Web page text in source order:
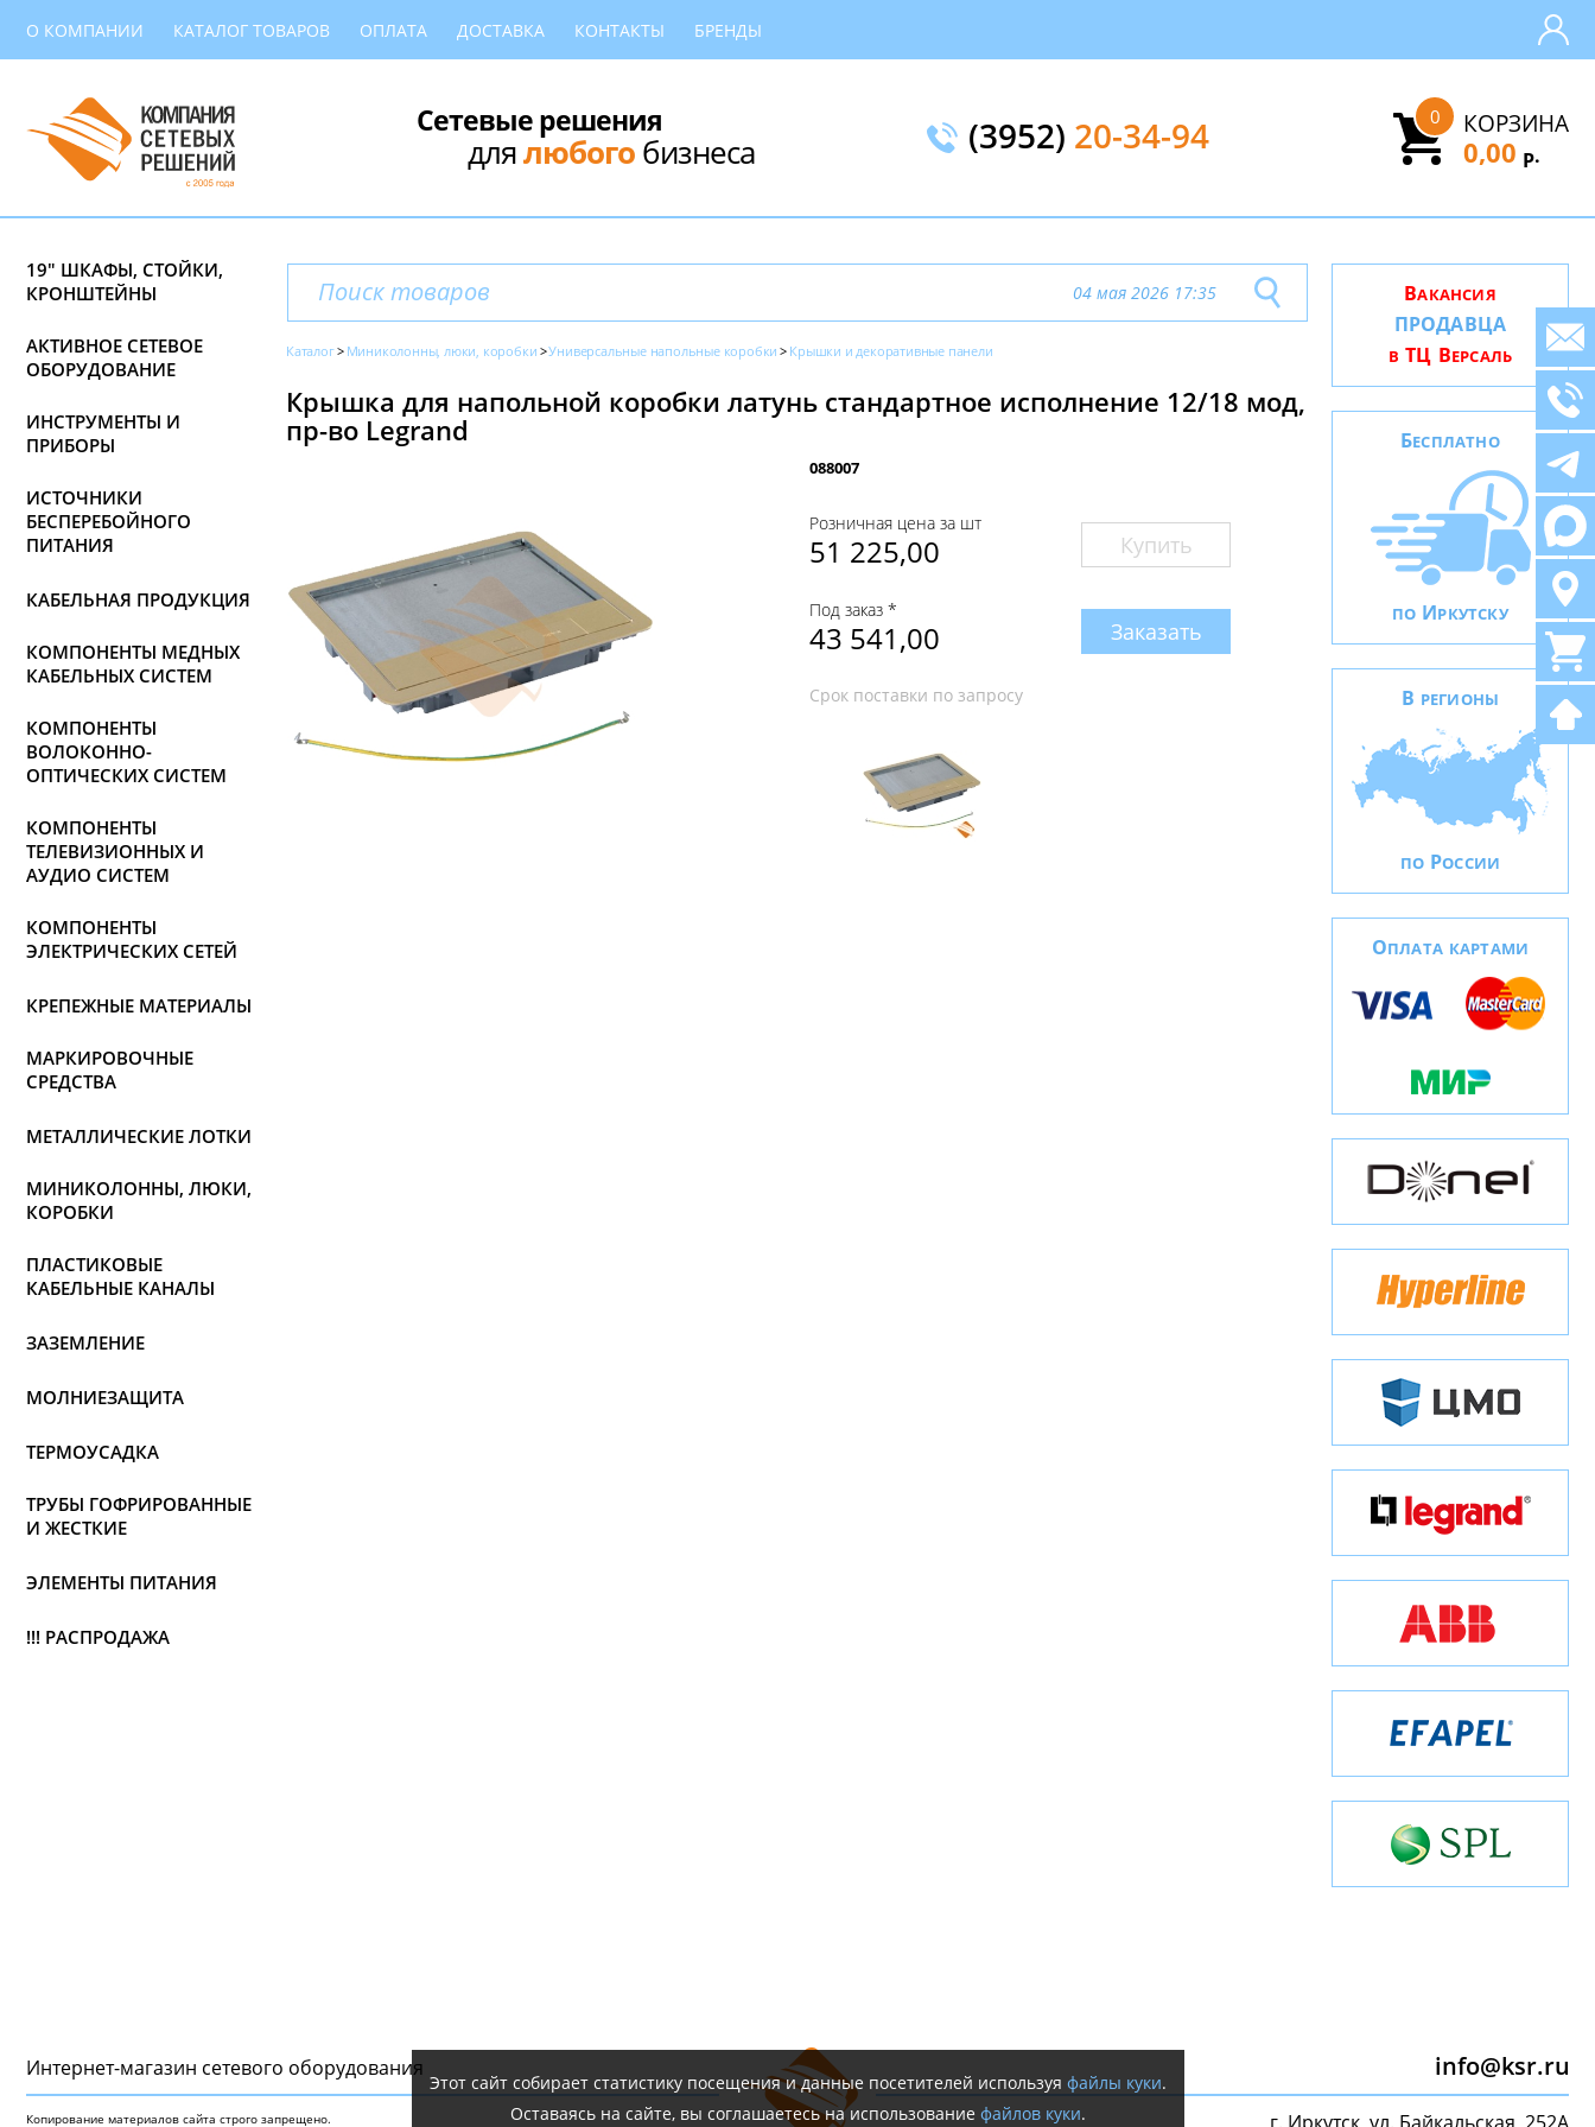
О КОМПАНИИ КАТАЛОГ ТОВАРОВ ОПЛАТА ДОСТАВКА КОНТАКТЫ БРЕНДЫ
Сетевые решения
длялюбогобизнеса (3952) 20-34-94 КОРЗИНА
0
0,00 Р.
19" ШКАФЫ, СТОЙКИ,
КРОНШТЕЙНЫ
АКТИВНОЕ СЕТЕВОЕ
ОБОРУДОВАНИЕ
ИНСТРУМЕНТЫ И
ПРИБОРЫ
ИСТОЧНИКИ
БЕСПЕРЕБОЙНОГО
ПИТАНИЯ
КАБЕЛЬНАЯ ПРОДУКЦИЯ
КОМПОНЕНТЫ МЕДНЫХ
КАБЕЛЬНЫХ СИСТЕМ
КОМПОНЕНТЫ
ВОЛОКОННО-
ОПТИЧЕСКИХ СИСТЕМ
КОМПОНЕНТЫ
ТЕЛЕВИЗИОННЫХ И
АУДИО СИСТЕМ
КОМПОНЕНТЫ
ЭЛЕКТРИЧЕСКИХ СЕТЕЙ
КРЕПЕЖНЫЕ МАТЕРИАЛЫ
МАРКИРОВОЧНЫЕ
СРЕДСТВА
МЕТАЛЛИЧЕСКИЕ ЛОТКИ
МИНИКОЛОННЫ, ЛЮКИ,
КОРОБКИ
ПЛАСТИКОВЫЕ
КАБЕЛЬНЫЕ КАНАЛЫ
ЗАЗЕМЛЕНИЕ
МОЛНИЕЗАЩИТА
ТЕРМОУСАДКА
ТРУБЫ ГОФРИРОВАННЫЕ
И ЖЕСТКИЕ
ЭЛЕМЕНТЫ ПИТАНИЯ
!!! РАСПРОДАЖА
04 мая 2026 17:35
Каталог Миниколонны, люки, коробки Универсальные напольные коробки Крышки и декоративные панели
Крышка для напольной коробки латунь стандартное исполнение 12/18 мод,
пр-во Legrand
088007
Розничная цена за шт
51 225,00 Купить
Под заказ *
43 541,00 Заказать
Срок поставки по запросу
ВАКАНСИЯ
ПРОДАВЦА
В ТЦ ВЕРСАЛЬ
БЕСПЛАТНО
ПО ИРКУТСКУ
В РЕГИОНЫ
ПО РОССИИ
ОПЛАТА КАРТАМИ
Интернет-магазин сетeвого оборудования
Копирование материалов сайта строго запрещено.
info@ksr.ru
Этот сайт собирает статистику посещения и данные посетителей используя файлы куки.
Оставаясь на сайте, вы соглашаетесь на использование файлов куки.